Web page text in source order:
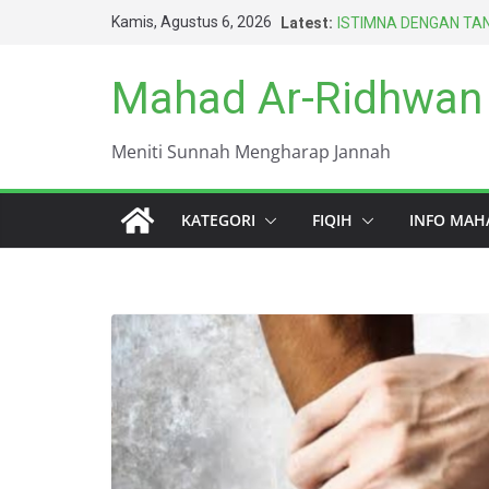
Kamis, Agustus 6, 2026 Latest: ISTIMNA DENGAN
HARUS BERAGAMA
TERBAIK UMAT INI
KEWAJIBAN PALING
Mahad Ar-
Meniti Sunnah Mengharap Jannah
KATEGORI FIQIH INFO